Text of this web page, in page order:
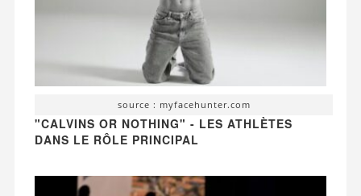
source : myfacehunter.com
"CALVINS OR NOTHING" - LES ATHLÈTES
DANS LE RÔLE PRINCIPAL